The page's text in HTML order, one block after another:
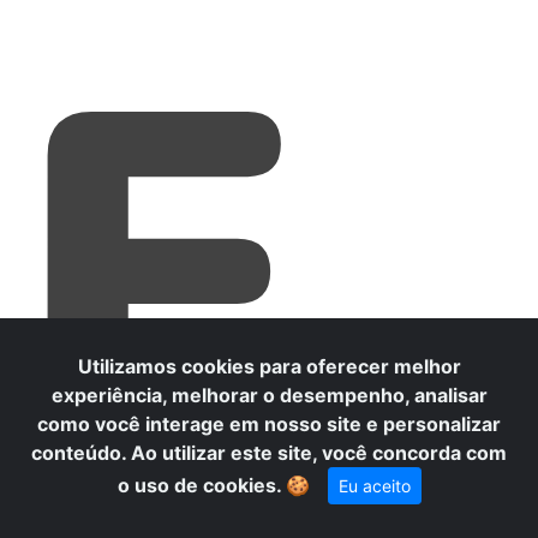
E
Utilizamos cookies para oferecer melhor
experiência, melhorar o desempenho, analisar
como você interage em nosso site e personalizar
conteúdo. Ao utilizar este site, você concorda com
o uso de cookies. 🍪 Eu aceito